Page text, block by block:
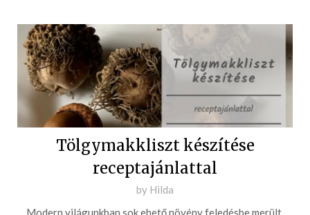
Tölgymakkliszt készítése
receptajánlattal
Posted
by Hilda
Modern világunkban sok ehető növény feledésbe merült,